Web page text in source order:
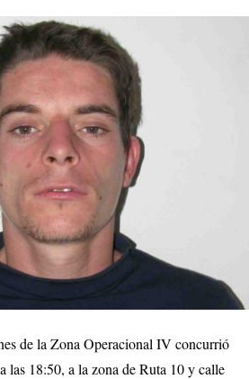
de la Zona Operacional IV concurrió
las 18:50, a la zona de Ruta 10 y calle